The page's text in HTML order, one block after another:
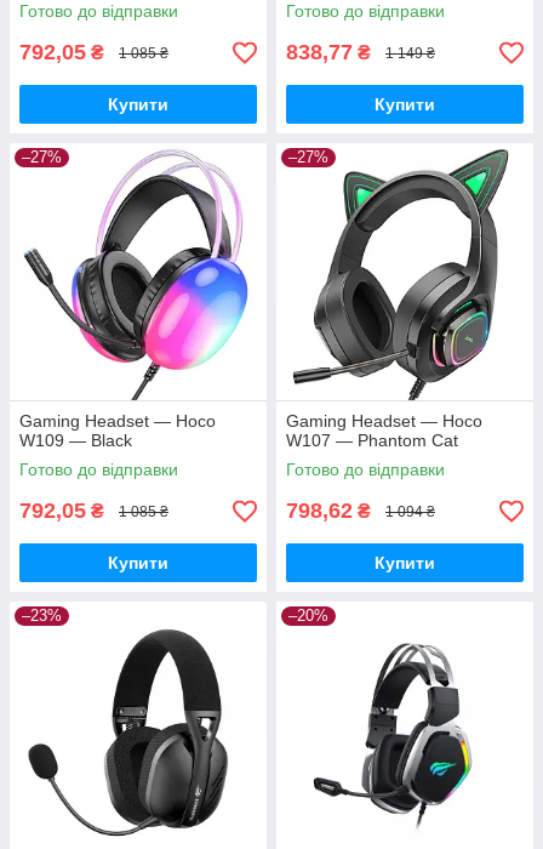
Готово до відправки
792,05 ₴ 1 085 ₴
Купити
Готово до відправки
838,77 ₴ 1 149 ₴
Купити
–27%
Gaming Headset — Hoco
W109 — Black
Готово до відправки
792,05 ₴ 1 085 ₴
Купити
–27%
Gaming Headset — Hoco
W107 — Phantom Cat
Готово до відправки
798,62 ₴ 1 094 ₴
Купити
–23% –20%